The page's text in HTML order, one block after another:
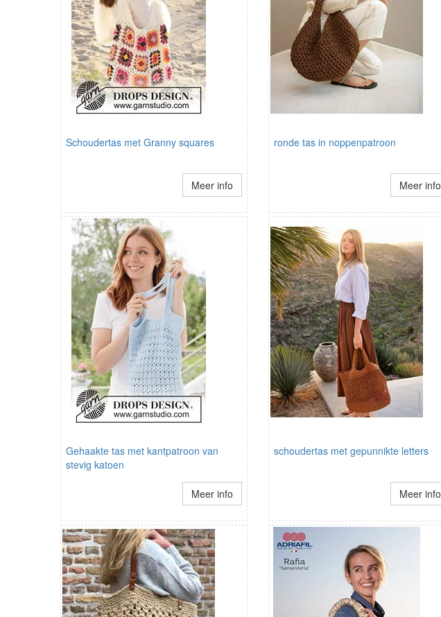
Schoudertas met Granny squares
Meer info
ronde tas in noppenpatroon
Meer info
Gehaakte tas met kantpatroon van
stevig katoen
Meer info
schoudertas met gepunnikte letters
Meer info